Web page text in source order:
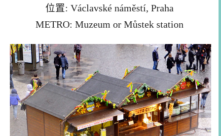
位置: Václavské náměstí, Praha
METRO: Muzeum or Můstek station